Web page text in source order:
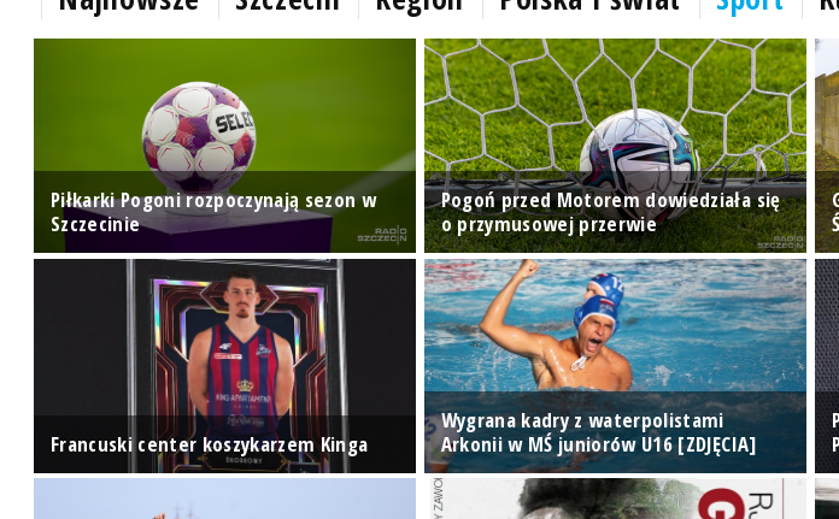
Piłkarki Pogoni rozpoczynają sezon w
Szczecinie
Pogoń przed Motorem dowiedziała się
o przymusowej przerwie
Francuski center koszykarzem Kinga
Wygrana kadry z waterpolistami
Arkonii w MŚ juniorów U16 [ZDJĘCIA]